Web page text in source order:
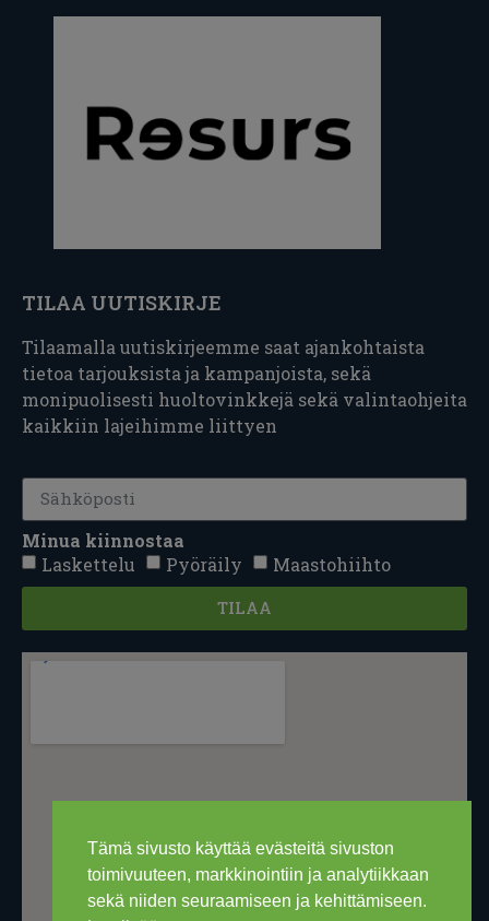
Tämä sivusto käyttää evästeitä sivuston
toimivuuteen, markkinointiin ja analytiikkaan
sekä niiden seuraamiseen ja kehittämiseen.
TILAA UUTISKIRJE
Tilaamalla uutiskirjeemme saat ajankohtaista
tietoa tarjouksista ja kampanjoista, sekä
monipuolisesti huoltovinkkejä sekä valintaohjeita
kaikkiin lajeihimme liittyen
Minua kiinnostaa
Laskettelu
Pyöräily Maastohiihto
TILAA